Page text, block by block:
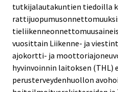
tutkijalautakuntien tiedoilla
vuosittain Liikenne- ja
ajokortti- ja
hyvinvoinnin laitoksen (THL)
perusterveydenhuollon